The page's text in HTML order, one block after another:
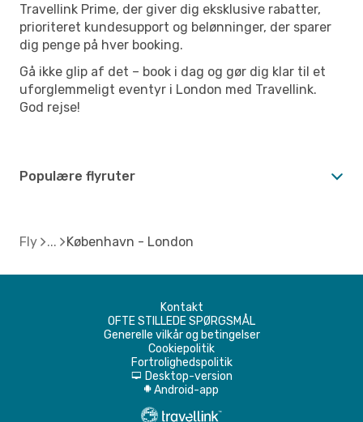
Travellink Prime, der giver dig eksklusive rabatter,
prioriteret kundesupport og belønninger, der sparer
dig penge på hver booking.
Gå ikke glip af det – book i dag og gør dig klar til et
uforglemmeligt eventyr i London med Travellink.
God rejse!
Populære flyruter
Fly København - London
Kontakt
OFTE STILLEDE SPØRGSMÅL
Generelle vilkår og betingelser
Cookiepolitik
Fortrolighedspolitik
d Desktop-version
A Android-app